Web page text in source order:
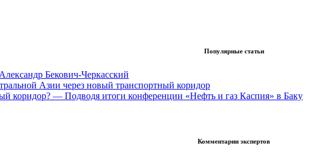
Популярные статьи
Бекович-Черкасский
Азии через новый транспортный коридор
коридор? — Подводя итоги конференции «Нефть и газ Каспия» в Баку
Комментарии экспертов